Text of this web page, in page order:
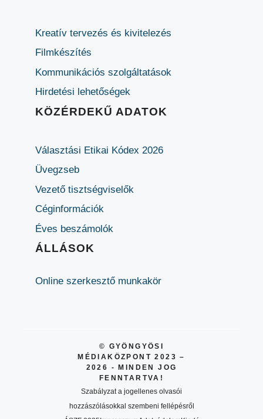
Kreatív tervezés és kivitelezés
Filmkészítés
Kommunikációs szolgáltatások
Hirdetési lehetőségek
KÖZÉRDEKŰ ADATOK
Választási Etikai Kódex 2026
Üvegzseb
Vezető tisztségviselők
Céginformációk
Éves beszámolók
ÁLLÁSOK
Online szerkesztő munkakör
© GYÖNGYÖSI
MÉDIAKÖZPONT 2023 –
2026 - MINDEN JOG
FENNTARTVA!
Szabályzat a jogellenes olvasói
hozzászólásokkal szembeni fellépésről